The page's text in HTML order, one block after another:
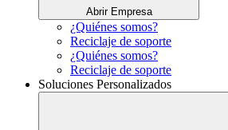
Abrir Empresa
¿Quiénes somos?
Reciclaje de soporte
¿Quiénes somos?
Reciclaje de soporte
Soluciones Personalizados